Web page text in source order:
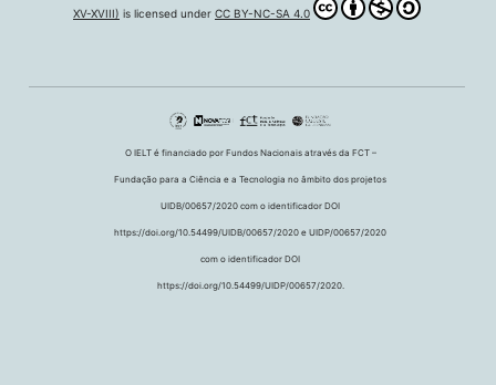
XV-XVIII) is licensed under CC BY-NC-SA 4.0
O IELT é financiado por Fundos Nacionais através da FCT –
Fundação para a Ciência e a Tecnologia no âmbito dos projetos
UIDB/00657/2020 com o identificador DOI
https://doi.org/10.54499/UIDB/00657/2020 e UIDP/00657/2020
com o identificador DOI
https://doi.org/10.54499/UIDP/00657/2020.